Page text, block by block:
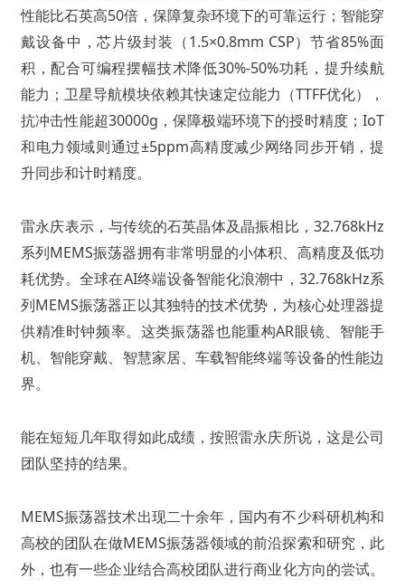
性能比石英高50倍，保障复杂环境下的可靠运行；智能穿
戴设备中，芯片级封装（1.5×0.8mm CSP）节省85%面
积，配合可编程摆幅技术降低30%-50%功耗，提升续航
能力；卫星导航模块依赖其快速定位能力（TTFF优化），
抗冲击性能超30000g，保障极端环境下的授时精度；IoT
和电力领域则通过±5ppm高精度减少网络同步开销，提
升同步和计时精度。
雷永庆表示，与传统的石英晶体及晶振相比，32.768kHz
系列MEMS振荡器拥有非常明显的小体积、高精度及低功
耗优势。全球在AI终端设备智能化浪潮中，32.768kHz系
列MEMS振荡器正以其独特的技术优势，为核心处理器提
供精准时钟频率。这类振荡器也能重构AR眼镜、智能手
机、智能穿戴、智慧家居、车载智能终端等设备的性能边
界。
能在短短几年取得如此成绩，按照雷永庆所说，这是公司
团队坚持的结果。
MEMS振荡器技术出现二十余年，国内有不少科研机构和
高校的团队在做MEMS振荡器领域的前沿探索和研究，此
外，也有一些企业结合高校团队进行商业化方向的尝试。